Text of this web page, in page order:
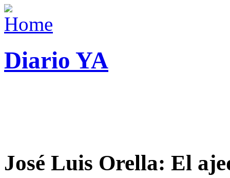
Diario YA
José Luis Orella: El